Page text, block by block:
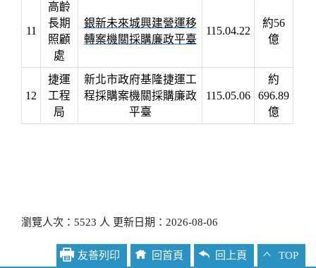
11
高齡
長期
照顧
處
銀新未來城興建營運移
轉案機關採購廉政平臺
115.04.22
約56
億
12
捷運
工程
局
新北市政府基隆捷運工
程採購案機關採購廉政
平臺
115.05.06
約
696.89
億
瀏覽人次：5523 人 更新日期：2026-08-06
友善列印 回首頁 回上頁 TOP